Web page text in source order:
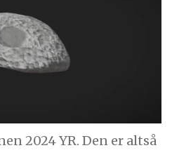
2024 YR. Den er altså